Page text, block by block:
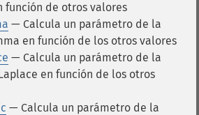
función de otros valores
— Calcula un parámetro de la
en función de los otros valores
— Calcula un parámetro de la
en función de los otros
— Calcula un parámetro de la